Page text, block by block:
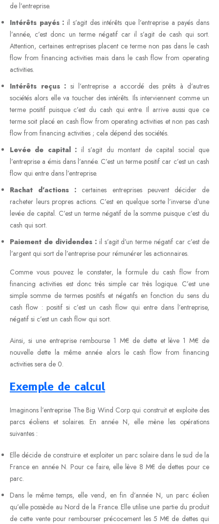
de l’entreprise.
Intérêts payés : il s’agit des intérêts que l’entreprise a payés dans
l’année, c’est donc un terme négatif car il s’agit de cash qui sort.
Attention, certaines entreprises placent ce terme non pas dans le cash
flow from financing activities mais dans le cash flow from operating
activities.
Intérêts reçus : si l’entreprise a accordé des prêts à d’autres
sociétés alors elle va toucher des intérêts. Ils interviennent comme un
terme positif puisque c’est du cash qui entre. Il arrive aussi que ce
terme soit placé en cash flow from operating activities et non pas cash
flow from financing activities ; cela dépend des sociétés.
Levée de capital : il s’agit du montant de capital social que
l’entreprise a émis dans l’année. C’est un terme positif car c’est un cash
flow qui entre dans l’entreprise.
Rachat d’actions : certaines entreprises peuvent décider de
racheter leurs propres actions. C’est en quelque sorte l’inverse d’une
levée de capital. C’est un terme négatif de la somme puisque c’est du
cash qui sort.
Paiement de dividendes :il s’agit d’un terme négatif car c’est de
l’argent qui sort de l’entreprise pour rémunérer les actionnaires.
Comme vous pouvez le constater, la formule du cash flow from
financing activities est donc très simple car très logique. C’est une
simple somme de termes positifs et négatifs en fonction du sens du
cash flow : positif si c’est un cash flow qui entre dans l’entreprise,
négatif si c’est un cash flow qui sort.
Ainsi, si une entreprise rembourse 1 M€ de dette et lève 1 M€ de
nouvelle dette la même année alors le cash flow from financing
activities sera de 0.
Exemple de calcul
Imaginons l’entreprise The Big Wind Corp qui construit et exploite des
parcs éoliens et solaires. En année N, elle mène les opérations
suivantes :
Elle décide de construire et exploiter un parc solaire dans le sud de la
France en année N. Pour ce faire, elle lève 8 M€ de dettes pour ce
parc.
Dans le même temps, elle vend, en fin d’année N, un parc éolien
qu’elle possède au Nord de la France. Elle utilise une partie du produit
de cette vente pour rembourser précocement les 5 M€ de dettes qui